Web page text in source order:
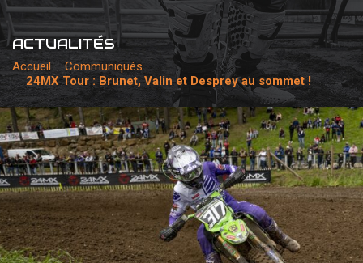
CHAMPIONNAT
PARTENAIRES
accéder à la billetterie
ACTUALITÉS
Accueil
Communiqués
24MX Tour : Brunet, Valin et Desprey au sommet !